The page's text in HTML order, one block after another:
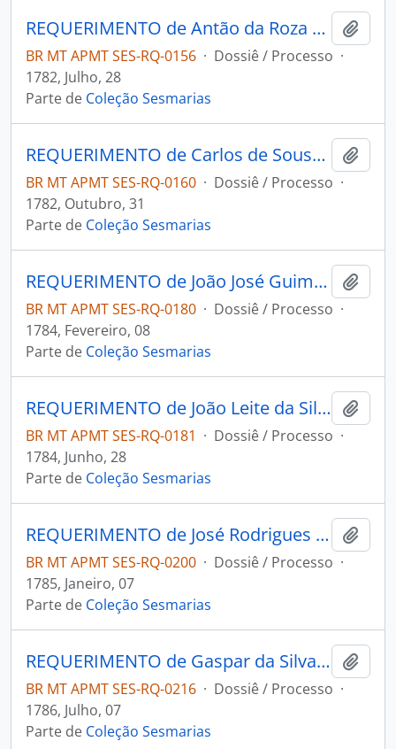
REQUERIMENTO de Antão da Roza Nunes ao Governador e Capitão-General da Capitania de Mato Grosso Luiz de Albuquerque de Melo Pereira e Cáceres.
BR MT APMT SES-RQ-0156 · Dossiê / Processo ·
1782, Julho, 28
Parte de Coleção Sesmarias
REQUERIMENTO de Carlos de Sousa Correia ao Governador e Capitão-General da Capitania de Mato Grosso Luís de Albuquerque de Melo Pereira e Cáceres.
BR MT APMT SES-RQ-0160 · Dossiê / Processo ·
1782, Outubro, 31
Parte de Coleção Sesmarias
REQUERIMENTO de João José Guimarães ao Governador e Capitão-General da Capitania de Mato Grosso Luiz de Albuquerque de Melo Pereira e Cáceres.
BR MT APMT SES-RQ-0180 · Dossiê / Processo ·
1784, Fevereiro, 08
Parte de Coleção Sesmarias
REQUERIMENTO de João Leite da Silva ao Governador e Capitão-General da Capitania de Mato Grosso Luiz de Albuquerque de Melo Pereira e Cáceres.
BR MT APMT SES-RQ-0181 · Dossiê / Processo ·
1784, Junho, 28
Parte de Coleção Sesmarias
REQUERIMENTO de José Rodrigues Correa Leal ao Governador e Capitão-General da Capitania de Mato Grosso Luiz de Albuquerque de Melo Pereira e Cáceres.
BR MT APMT SES-RQ-0200 · Dossiê / Processo ·
1785, Janeiro, 07
Parte de Coleção Sesmarias
REQUERIMENTO de Gaspar da Silva Rondon ao Governador e Capitão-General da Capitania de Mato Grosso Luiz de Albuquerque de Melo Pereira e Cáceres.
BR MT APMT SES-RQ-0216 · Dossiê / Processo ·
1786, Julho, 07
Parte de Coleção Sesmarias